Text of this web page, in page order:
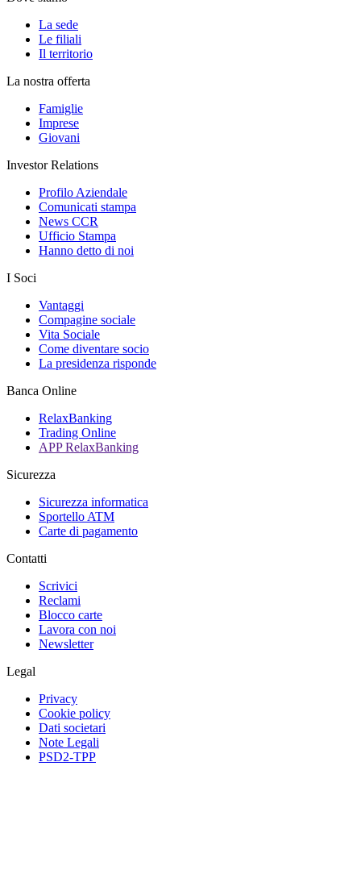
La sede
Le filiali
Il territorio
La nostra offerta
Famiglie
Imprese
Giovani
Investor Relations
Profilo Aziendale
Comunicati stampa
News CCR
Ufficio Stampa
Hanno detto di noi
I Soci
Vantaggi
Compagine sociale
Vita Sociale
Come diventare socio
La presidenza risponde
Banca Online
RelaxBanking
Trading Online
APP RelaxBanking
Sicurezza
Sicurezza informatica
Sportello ATM
Carte di pagamento
Contatti
Scrivici
Reclami
Blocco carte
Lavora con noi
Newsletter
Legal
Privacy
Cookie policy
Dati societari
Note Legali
PSD2-TPP